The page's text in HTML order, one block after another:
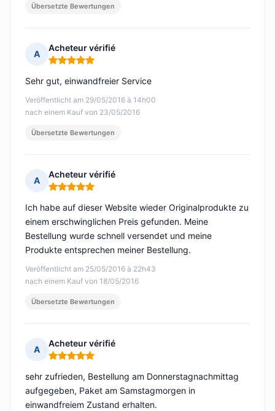
Übersetzte Bewertungen
A
Acheteur vérifié
Hinweis: 5 von 5
Veröffentlicht am 29/05/2016 à 14h00
nach einem Kauf von 23/05/2016
Sehr gut, einwandfreier Service
Übersetzte Bewertungen
A
Acheteur vérifié
Hinweis: 5 von 5
Veröffentlicht am 25/05/2016 à 22h43
nach einem Kauf von 18/05/2016
Ich habe auf dieser Website wieder Originalprodukte zu
einem erschwinglichen Preis gefunden. Meine
Bestellung wurde schnell versendet und meine
Produkte entsprechen meiner Bestellung.
Übersetzte Bewertungen
A
Acheteur vérifié
Hinweis: 5 von 5
sehr zufrieden, Bestellung am Donnerstagnachmittag
aufgegeben, Paket am Samstagmorgen in
einwandfreiem Zustand erhalten.